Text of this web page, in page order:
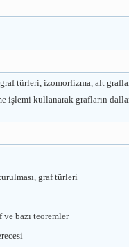
türleri, izomorfizma, alt
kullanarak grafların
graf türleri
bazı teoremler